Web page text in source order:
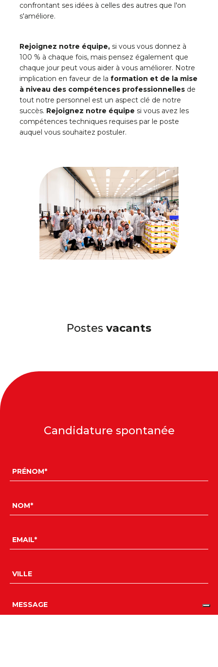
confrontant ses idées à celles des autres que l'on
s'améliore.
Rejoignez notre équipe, si vous vous donnez à
100 % à chaque fois, mais pensez également que
chaque jour peut vous aider à vous améliorer. Notre
implication en faveur de la formation et de la mise
à niveau des compétences professionnelles de
tout notre personnel est un aspect clé de notre
succès. Rejoignez notre équipe si vous avez les
compétences techniques requises par le poste
auquel vous souhaitez postuler.
Postes vacants
Candidature spontanée